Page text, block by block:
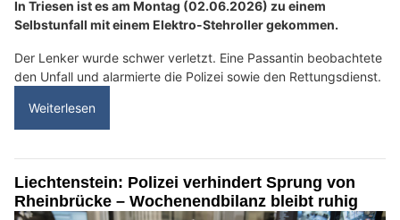
In Triesen ist es am Montag (02.06.2026) zu einem
Selbstunfall mit einem Elektro-Stehroller gekommen.
Der Lenker wurde schwer verletzt. Eine Passantin beobachtete
den Unfall und alarmierte die Polizei sowie den Rettungsdienst.
Weiterlesen
Liechtenstein: Polizei verhindert Sprung von
Rheinbrücke – Wochenendbilanz bleibt ruhig